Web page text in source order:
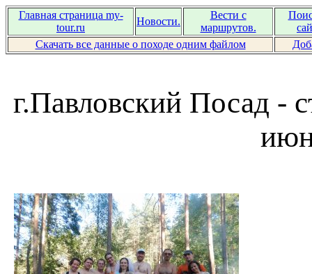
Главная страница my-
tour.ru
Новости.
Вести с
маршрутов.
Скачать все данные о походе одним файлом
г.Павловский Посад -